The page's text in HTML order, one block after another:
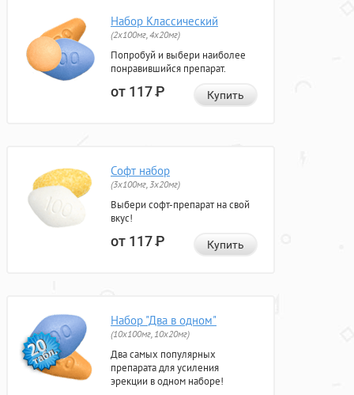
Набор Классический
(2x100мг, 4x20мг)
Попробуй и выбери наиболее
понравившийся препарат.
от 117Р Купить
Софт набор
(3x100мг, 3x20мг)
Выбери софт-препарат на свой
вкус!
от 117Р Купить
Набор "Два в одном"
(10x100мг, 10x20мг)
Два самых популярных
препарата для усиления
эрекции в одном наборе!